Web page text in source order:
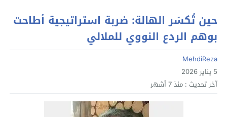
حين تُكسَر الهالة: ضربة استراتيجية أطاحت
بوهم الردع النووي للملالي
MehdiReza
5 يناير 2026
آخر تحديث : منذ 7 أشهر